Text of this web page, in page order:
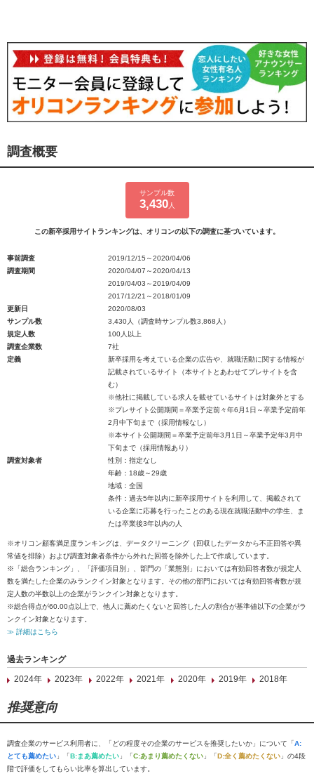
調査概要
サンプル数
3,430人
この新卒採用サイトランキングは、オリコンの以下の調査に基づいています。
事前調査
2019/12/15～2020/04/06
調査期間
2020/04/07～2020/04/13
2019/04/03～2019/04/09
2017/12/21～2018/01/09
更新日
2020/08/03
サンプル数
3,430人（調査時サンプル数3,868人）
規定人数
100人以上
調査企業数
7社
定義
新卒採用を考えている企業の広告や、就職活動に関する情報が
記載されているサイト（本サイトとあわせてプレサイトを含
む）
※他社に掲載している求人を載せているサイトは対象外とする
※プレサイト公開期間＝卒業予定前々年6月1日～卒業予定前年
2月中下旬まで（採用情報なし）
※本サイト公開期間＝卒業予定前年3月1日～卒業予定年3月中
下旬まで（採用情報あり）
調査対象者
性別：指定なし
年齢：18歳～29歳
地域：全国
条件：過去5年以内に新卒採用サイトを利用して、掲載されて
いる企業に応募を行ったことのある現在就職活動中の学生、ま
たは卒業後3年以内の人
※オリコン顧客満足度ランキングは、データクリーニング（回収したデータから不正回答や異
常値を排除）および調査対象者条件から外れた回答を除外した上で作成しています。
※「総合ランキング」、「評価項目別」、部門の「業態別」においては有効回答者数が規定人
数を満たした企業のみランクイン対象となります。その他の部門においては有効回答者数が規
定人数の半数以上の企業がランクイン対象となります。
※総合得点が60.00点以上で、他人に薦めたくないと回答した人の割合が基準値以下の企業がラ
ンクイン対象となります。
≫ 詳細はこちら
過去ランキング
2024年
2023年 2022年 2021年 2020年 2019年 2018年
推奨意向
調査企業のサービス利用者に、「どの程度その企業のサービスを推奨したいか」について「A:
とても薦めたい 」「B:まあ薦めたい 」「C:あまり薦めたくない 」「D:全く薦めたくない 」の4段
階で評価をしてもらい比率を算出しています。